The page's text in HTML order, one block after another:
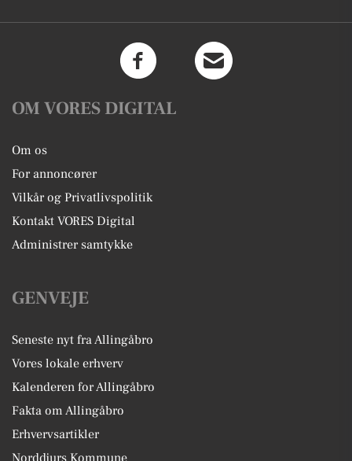
OM VORES DIGITAL
Om os
For annoncører
Vilkår og Privatlivspolitik
Kontakt VORES Digital
Administrer samtykke
GENVEJE
Seneste nyt fra Allingåbro
Vores lokale erhverv
Kalenderen for Allingåbro
Fakta om Allingåbro
Erhvervsartikler
Norddjurs Kommune